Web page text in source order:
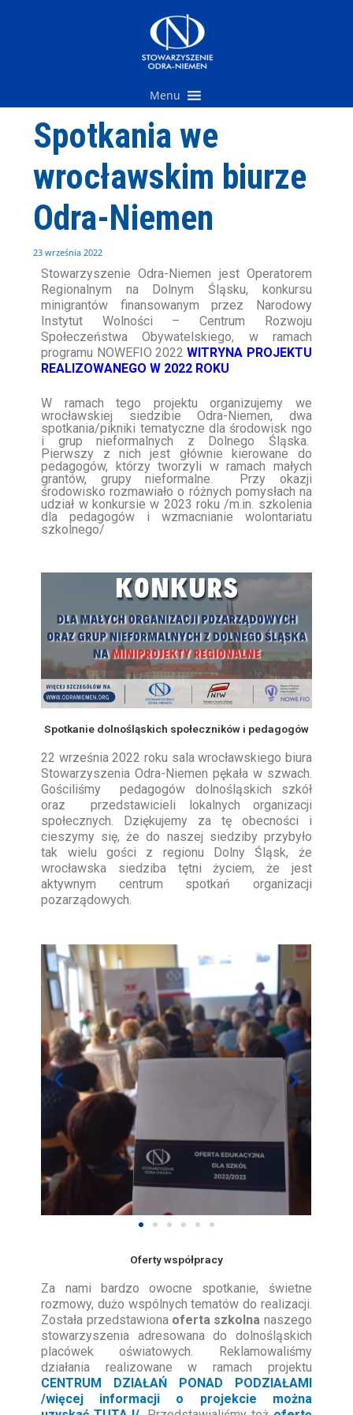
Menu
Spotkania we
wrocławskim biurze
Odra-Niemen
23 września 2022
Stowarzyszenie Odra-Niemen jest Operatorem
Regionalnym na Dolnym Śląsku, konkursu
minigrantów finansowanym przez Narodowy
Instytut Wolności – Centrum Rozwoju
Społeczeństwa Obywatelskiego, w ramach
programu NOWEFIO 2022WITRYNA PROJEKTU
REALIZOWANEGO W 2022 ROKU
W ramach tego projektu organizujemy we
wrocławskiej siedzibie Odra-Niemen, dwa
spotkania/pikniki tematyczne dla środowisk ngo
i grup nieformalnych z Dolnego Śląska.
Pierwszy z nich jest głównie kierowane do
pedagogów, którzy tworzyli w ramach małych
grantów, grupy nieformalne. Przy okazji
środowisko rozmawiało o różnych pomysłach na
udział w konkursie w 2023 roku /m.in. szkolenia
dla pedagogów i wzmacnianie wolontariatu
szkolnego/
Spotkanie dolnośląskich społeczników i pedagogów
22 września 2022 roku sala wrocławskiego biura
Stowarzyszenia Odra-Niemen pękała w szwach.
Gościliśmy pedagogów dolnośląskich szkół
oraz przedstawicieli lokalnych organizacji
społecznych. Dziękujemy za tę obecności i
cieszymy się, że do naszej siedziby przybyło
tak wielu gości z regionu Dolny Śląsk, że
wrocławska siedziba tętni życiem, że jest
aktywnym centrum spotkań organizacji
pozarządowych.
Oferty współpracy
Za nami bardzo owocne spotkanie, świetne
rozmowy, dużo wspólnych tematów do realizacji.
Została przedstawiona oferta szkolna naszego
stowarzyszenia adresowana do dolnośląskich
placówek oświatowych. Reklamowaliśmy
działania realizowane w ramach projektu
CENTRUM DZIAŁAŃ PONAD PODZIAŁAMI
/więcej informacji o projekcie można